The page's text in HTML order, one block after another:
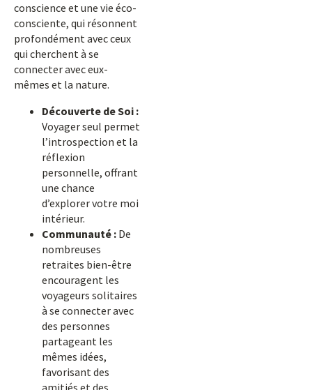
conscience et une vie éco-
consciente, qui résonnent
profondément avec ceux
qui cherchent à se
connecter avec eux-
mêmes et la nature.
Découverte de Soi :
Voyager seul permet
l’introspection et la
réflexion
personnelle, offrant
une chance
d’explorer votre moi
intérieur.
Communauté : De
nombreuses
retraites bien-être
encouragent les
voyageurs solitaires
à se connecter avec
des personnes
partageant les
mêmes idées,
favorisant des
amitiés et des